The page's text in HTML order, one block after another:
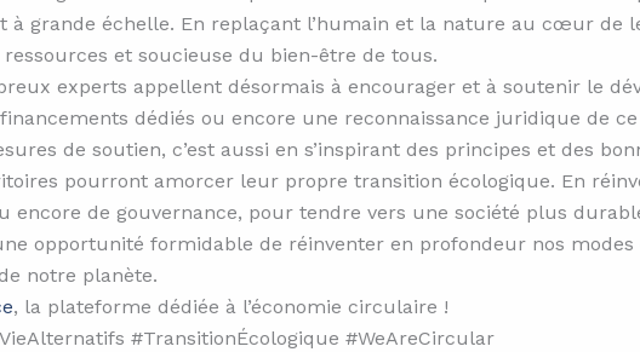
grande échelle. En replaçant l’humain et la nature au cœur de
et soucieuse du bien-être de tous.
experts appellent désormais à encourager et à soutenir le
dédiés ou encore une reconnaissance juridique de
de soutien, c’est aussi en s’inspirant des principes et des
pourront amorcer leur propre transition écologique. En
encore de gouvernance, pour tendre vers une société plus
opportunité formidable de réinventer en profondeur nos
notre planète.
, la plateforme dédiée à l’économie circulaire !
#TransitionÉcologique #WeAreCircular